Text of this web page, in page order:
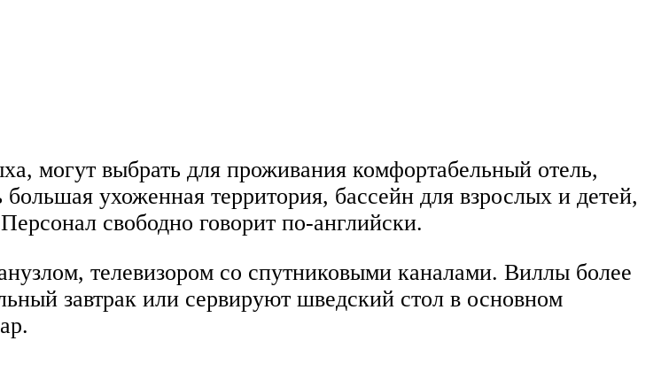
могут выбрать для проживания комфортабельный отель,
ухоженная территория, бассейн для взрослых и детей,
свободно говорит по-английски.
телевизором со спутниковыми каналами. Виллы более
завтрак или сервируют шведский стол в основном